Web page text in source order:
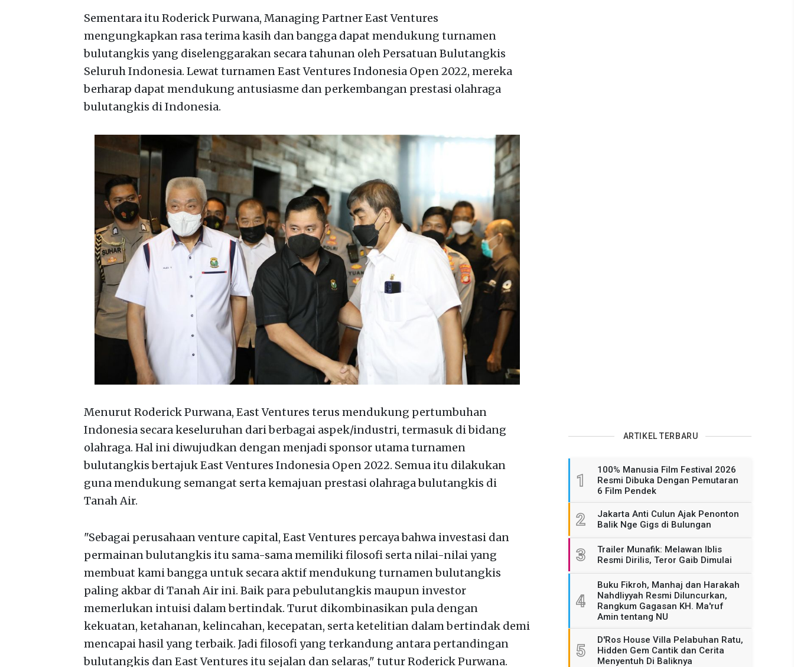
Sementara itu Roderick Purwana, Managing Partner East Ventures
mengungkapkan rasa terima kasih dan bangga dapat mendukung turnamen
bulutangkis yang diselenggarakan secara tahunan oleh Persatuan Bulutangkis
Seluruh Indonesia. Lewat turnamen East Ventures Indonesia Open 2022, mereka
berharap dapat mendukung antusiasme dan perkembangan prestasi olahraga
bulutangkis di Indonesia.
Menurut Roderick Purwana, East Ventures terus mendukung pertumbuhan
Indonesia secara keseluruhan dari berbagai aspek/industri, termasuk di bidang
olahraga. Hal ini diwujudkan dengan menjadi sponsor utama turnamen
bulutangkis bertajuk East Ventures Indonesia Open 2022. Semua itu dilakukan
guna mendukung semangat serta kemajuan prestasi olahraga bulutangkis di
Tanah Air.
"Sebagai perusahaan venture capital, East Ventures percaya bahwa investasi dan
permainan bulutangkis itu sama-sama memiliki filosofi serta nilai-nilai yang
membuat kami bangga untuk secara aktif mendukung turnamen bulutangkis
paling akbar di Tanah Air ini. Baik para pebulutangkis maupun investor
memerlukan intuisi dalam bertindak. Turut dikombinasikan pula dengan
kekuatan, ketahanan, kelincahan, kecepatan, serta ketelitian dalam bertindak demi
mencapai hasil yang terbaik. Jadi filosofi yang terkandung antara pertandingan
bulutangkis dan East Ventures itu sejalan dan selaras," tutur Roderick Purwana.
ARTIKEL TERBARU
1
100% Manusia Film Festival 2026
Resmi Dibuka Dengan Pemutaran
6 Film Pendek
2
Jakarta Anti Culun Ajak Penonton
Balik Nge Gigs di Bulungan
3
Trailer Munafik: Melawan Iblis
Resmi Dirilis, Teror Gaib Dimulai
4
Buku Fikroh, Manhaj dan Harakah
Nahdliyyah Resmi Diluncurkan,
Rangkum Gagasan KH. Ma'ruf
Amin tentang NU
5
D'Ros House Villa Pelabuhan Ratu,
Hidden Gem Cantik dan Cerita
Menyentuh Di Baliknya